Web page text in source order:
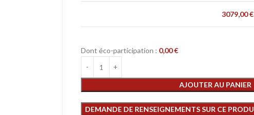
3079,00€
Dont éco-participation : 0,00€
AJOUTER AU PANIER